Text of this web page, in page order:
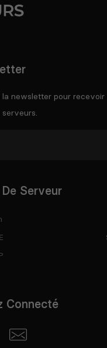
newsletter pour recevoir
Serveur
Connecté